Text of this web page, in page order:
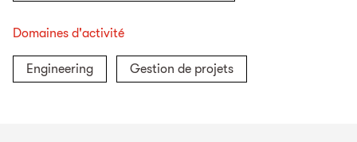
Domaines d'activité
Engineering Gestion de projets